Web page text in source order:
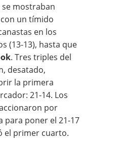
mostraban
un tímido
en los
(13-13), hasta que
. Tres triples del
desatado,
la primera
21-14. Los
por
para poner el 21-17
el primer cuarto.